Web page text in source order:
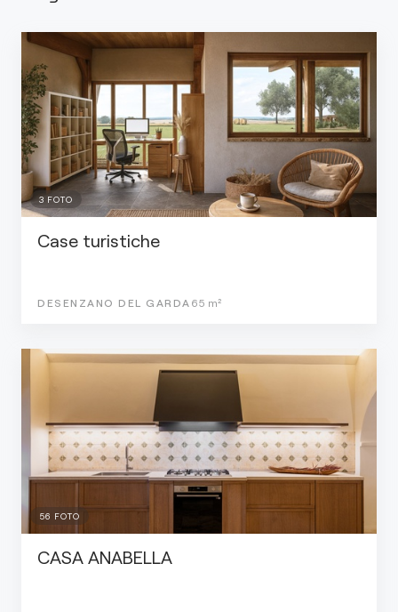
3 FOTO
Case turistiche
DESENZANO DEL GARDA 65 m²
56 FOTO
CASA ANABELLA